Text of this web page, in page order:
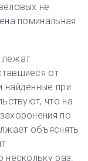
не
поминальная
лежат
от
найденные при
что на
по
объяснять
нескольку раз.